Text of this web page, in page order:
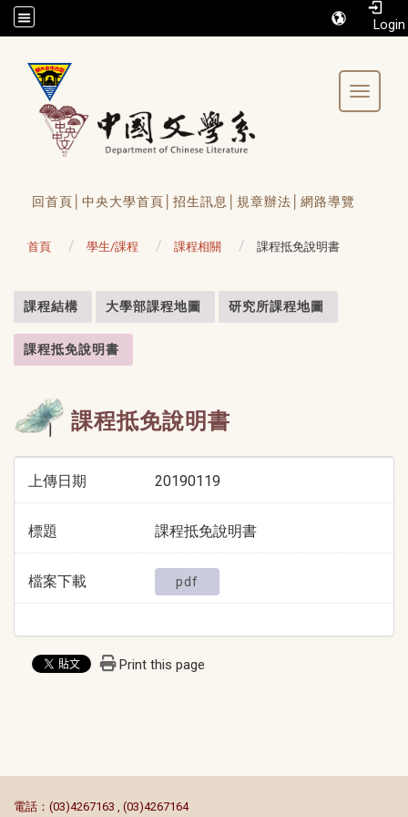
/accesskey"" title="Toolbar">:::
Toggle
回首頁│ 中央大學首頁│ 招生訊息│ 規章辦法│ 網路導覽
首頁 學生/課程 課程相關 課程抵免說明書
課程結構 大學部課程地圖 研究所課程地圖
課程抵免說明書
課程抵免說明書
上傳日期 20190119
標題 課程抵免說明書
檔案下載 pdf
Print this page
電話：(03)4267163 , (03)4267164